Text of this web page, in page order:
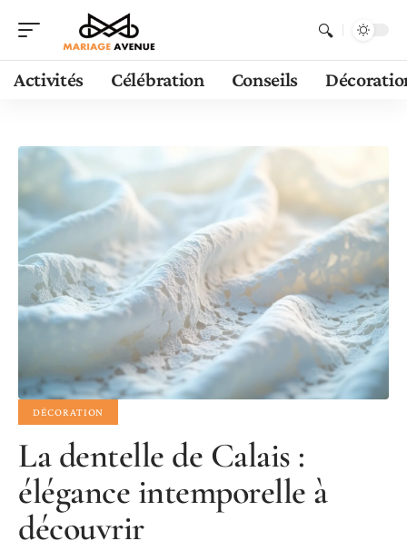
Activités Célébration Conseils
DÉCORATION
La dentelle de Calais :
élégance intemporelle à
découvrir